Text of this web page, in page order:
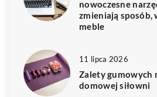
nowoczesne
zmieniają
meble
11 lipca 2026
Zalety gumowych
domowej siłowni